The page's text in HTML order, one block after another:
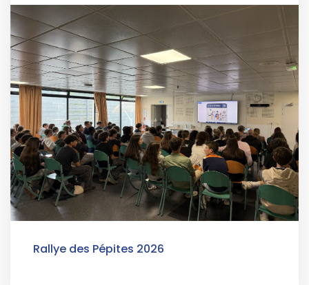
Rallye des Pépites 2026